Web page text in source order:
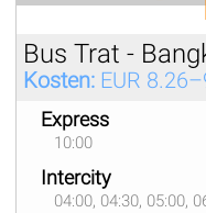
Bus Trat -
Kosten:EUR
Express
10:00
Intercity
04:00, 04:30, 05:00,